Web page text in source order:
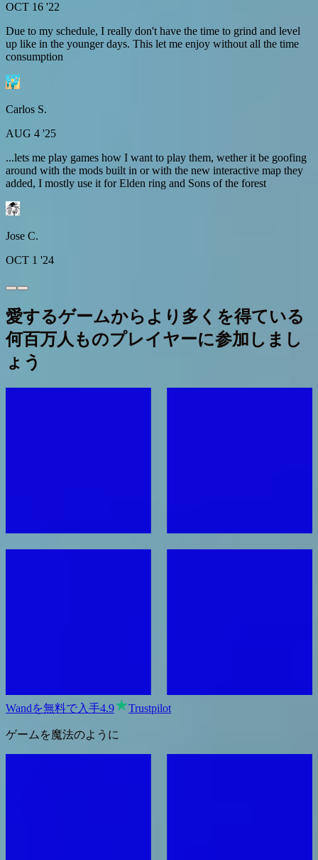
OCT 16 '22
Due to my schedule, I really don't have the time to grind and level
up like in the younger days. This let me enjoy without all the time
consumption
Carlos S.
AUG 4 '25
...lets me play games how I want to play them, wether it be goofing
around with the mods built in or with the new interactive map they
added, I mostly use it for Elden ring and Sons of the forest
Jose C.
OCT 1 '24
愛するゲームからより多くを得ている
何百万人ものプレイヤーに参加しまし
ょう
Wandを無料で入手4.9 Trustpilot
ゲームを魔法のように